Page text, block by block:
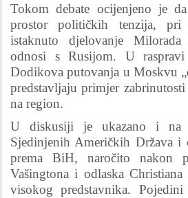
Tokom debate ocijenjeno je
prostor političkih tenzija, pri
istaknuto djelovanje
odnosi s Rusijom. U
Dodikova putovanja u Moskvu
predstavljaju primjer
na region.
U diskusiji je ukazano i na
Sjedinjenih Američkih Država i
prema BiH, naročito nakon
Vašingtona i odlaska
visokog predstavnika.